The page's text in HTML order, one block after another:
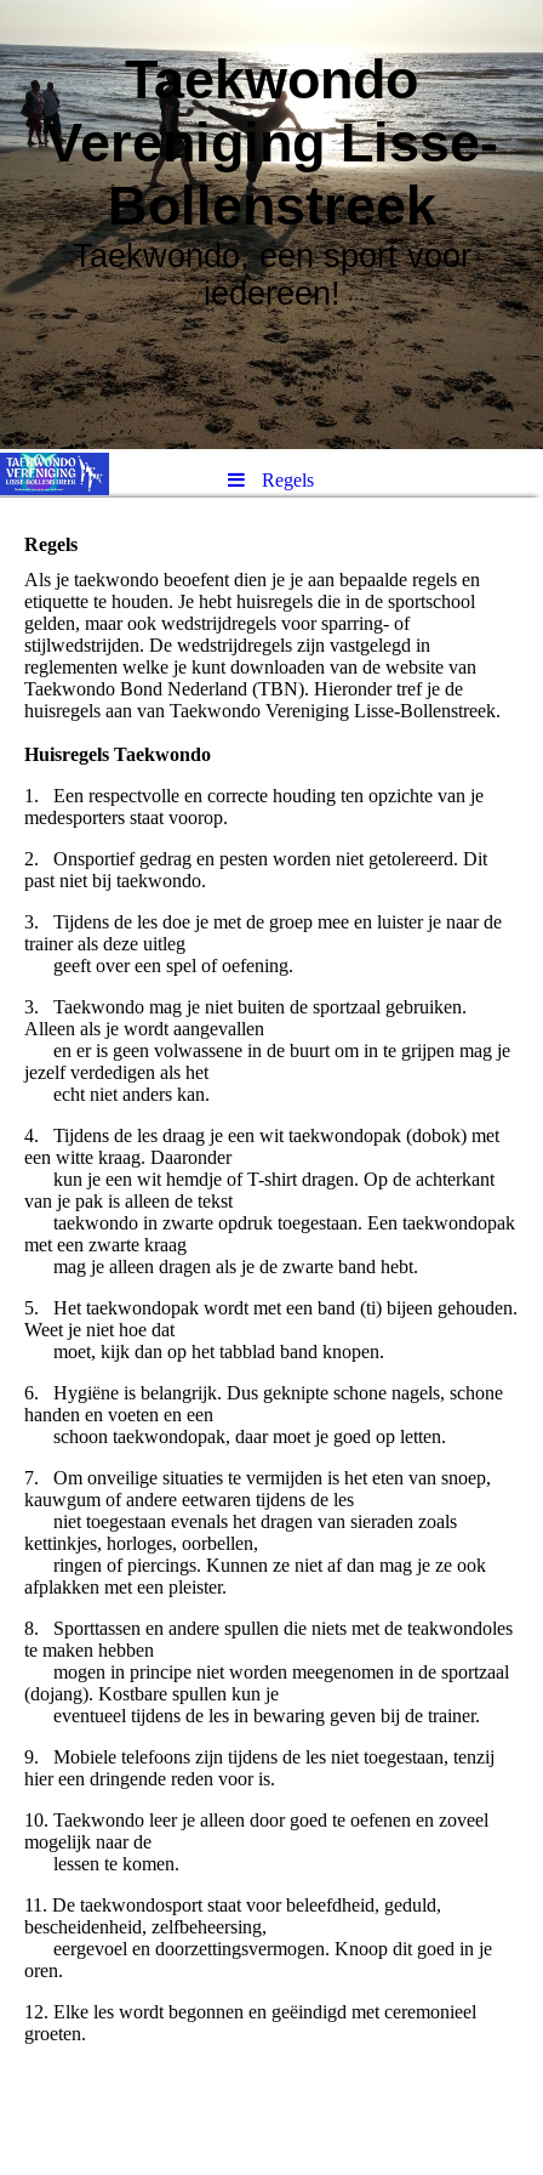
Taekwondo
Vereniging Lisse-
Bollenstreek
Taekwondo, een sport voor
iedereen!
Regels
Regels
Als je taekwondo beoefent dien je je aan bepaalde regels en
etiquette te houden. Je hebt huisregels die in de sportschool
gelden, maar ook wedstrijdregels voor sparring- of
stijlwedstrijden. De wedstrijdregels zijn vastgelegd in
reglementen welke je kunt downloaden van de website van
Taekwondo Bond Nederland (TBN). Hieronder tref je de
huisregels aan van Taekwondo Vereniging Lisse-Bollenstreek.
Huisregels Taekwondo
1. Een respectvolle en correcte houding ten opzichte van je
medesporters staat voorop.
2. Onsportief gedrag en pesten worden niet getolereerd. Dit
past niet bij taekwondo.
3. Tijdens de les doe je met de groep mee en luister je naar de
trainer als deze uitleg
geeft over een spel of oefening.
3. Taekwondo mag je niet buiten de sportzaal gebruiken.
Alleen als je wordt aangevallen
en er is geen volwassene in de buurt om in te grijpen mag je
jezelf verdedigen als het
echt niet anders kan.
4. Tijdens de les draag je een wit taekwondopak (dobok) met
een witte kraag. Daaronder
kun je een wit hemdje of T-shirt dragen. Op de achterkant
van je pak is alleen de tekst
taekwondo in zwarte opdruk toegestaan. Een taekwondopak
met een zwarte kraag
mag je alleen dragen als je de zwarte band hebt.
5. Het taekwondopak wordt met een band (ti) bijeen gehouden.
Weet je niet hoe dat
moet, kijk dan op het tabblad band knopen.
6. Hygiëne is belangrijk. Dus geknipte schone nagels, schone
handen en voeten en een
schoon taekwondopak, daar moet je goed op letten.
7. Om onveilige situaties te vermijden is het eten van snoep,
kauwgum of andere eetwaren tijdens de les
niet toegestaan evenals het dragen van sieraden zoals
kettinkjes, horloges, oorbellen,
ringen of piercings. Kunnen ze niet af dan mag je ze ook
afplakken met een pleister.
8. Sporttassen en andere spullen die niets met de teakwondoles
te maken hebben
mogen in principe niet worden meegenomen in de sportzaal
(dojang). Kostbare spullen kun je
eventueel tijdens de les in bewaring geven bij de trainer.
9. Mobiele telefoons zijn tijdens de les niet toegestaan, tenzij
hier een dringende reden voor is.
10. Taekwondo leer je alleen door goed te oefenen en zoveel
mogelijk naar de
lessen te komen.
11. De taekwondosport staat voor beleefdheid, geduld,
bescheidenheid, zelfbeheersing,
eergevoel en doorzettingsvermogen. Knoop dit goed in je
oren.
12. Elke les wordt begonnen en geëindigd met ceremonieel
groeten.